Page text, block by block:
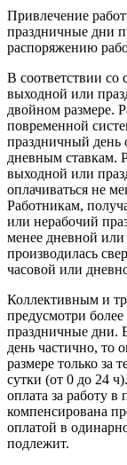
Привлечение
праздничные дни
распоряжению
В соответствии со
выходной или
двойном размере.
повременной
праздничный день
дневным ставкам.
выходной или
оплачиваться не
Работникам,
или нерабочий
менее дневной или
производилась
часовой или
Коллективным и
предусмотри
праздничные дни.
день частично, то
размере только за
сутки (от 0 до 24
оплата за работу
компенсирована
оплатой в
подлежит.